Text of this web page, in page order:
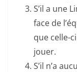
S’il a une
face de
que celle-
jouer.
S’il n’a